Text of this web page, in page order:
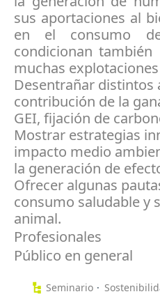
sus aportaciones al
en el consumo
condicionan
muchas
Desentrañar distintos
contribución de la
GEI, fijación de
Mostrar estrategias
impacto medio
la generación de
Ofrecer algunas
consumo saludable y
animal.
Profesionales
Público en general
Seminario